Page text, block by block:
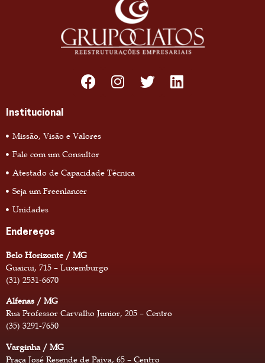
Institucional
Missão, Visão e Valores
Fale com um Consultor
Atestado de Capacidade Técnica
Seja um Freenlancer
Unidades
Endereços
Belo Horizonte / MG
Guaicui, 715 – Luxemburgo
(31) 2531-6670
Alfenas / MG
Rua Professor Carvalho Junior, 205 – Centro
(35) 3291-7650
Varginha / MG
Praça José Resende de Paiva, 65 – Centro